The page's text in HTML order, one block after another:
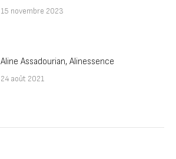
15 novembre 2023
Aline Assadourian, Alinessence
24 août 2021